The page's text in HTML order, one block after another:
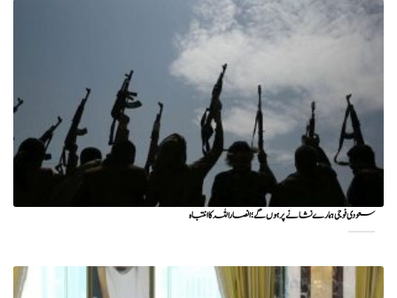
سعودی فوجی ہمارے نشانے پر ہوں گے؛ انصاراللہ کا انتباہ